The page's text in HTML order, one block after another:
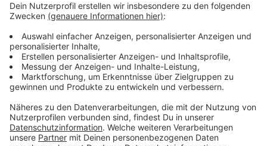
Anzeige
Das neue Album von Justin Timberlake zum
Durchhören
Anzeige
Anzeige